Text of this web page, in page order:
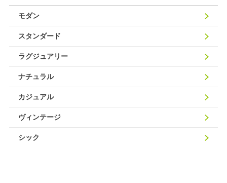
モダン
スタンダード
ラグジュアリー
ナチュラル
カジュアル
ヴィンテージ
シック